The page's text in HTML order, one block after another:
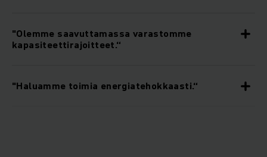
"Olemme saavuttamassa varastomme
kapasiteettirajoitteet.“
"Haluamme toimia energiatehokkaasti.“